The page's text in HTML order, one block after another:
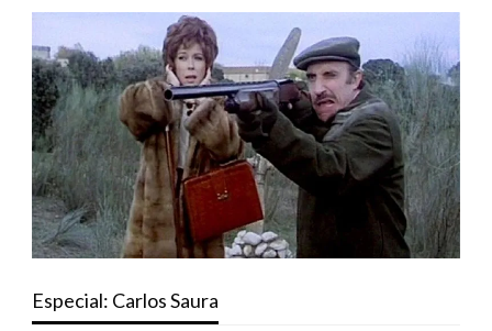
Especial: Carlos Saura